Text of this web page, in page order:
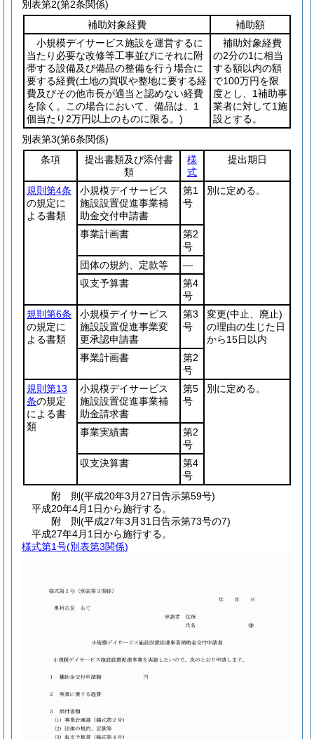
別表第2(第2条関係)
補助対象経費
補助額
小規模デイサービス施設を運営するに
当たり必要な改修等工事並びにそれに附
帯する設備及び備品の整備を行う場合に
要する経費(土地の買収や整地に要する経
費及びその他市長が適当と認めない経費
を除く。この場合において、備品は、1
個当たり2万円以上のものに限る。)
補助対象経費
の2分の1に相当
する額以内の額
で100万円を限
度とし、1補助事
業者に対して1施
設とする。
別表第3(第6条関係)
条項
提出書類及び添付書
類
様
式
提出期日
規則第4条
の規定に
よる書類
小規模デイサービス
施設設置促進事業補
助金交付申請書
第1
号
別に定める。
事業計画書
第2
号
団体の規約、定款等
―
収支予算書
第4
号
規則第6条
の規定に
よる書類
小規模デイサービス
施設設置促進事業変
更承認申請書
第3
号
変更(中止、廃止)
の理由の生じた日
から15日以内
事業計画書
第2
号
規則第13
条の規定
による書
類
小規模デイサービス
施設設置促進事業補
助金請求書
第5
号
別に定める。
事業実績書
第2
号
収支決算書
第4
号
附 則(平成20年3月27日告示第59号)
平成20年4月1日から施行する。
附 則(平成27年3月31日告示第73号の7)
平成27年4月1日から施行する。
様式第1号(別表第3関係)